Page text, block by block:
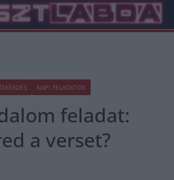
NAPI FELADATOK
feladat:
a verset?